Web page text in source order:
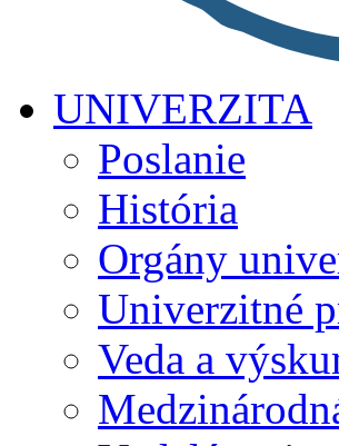
UNIVERZITA
Poslanie
História
Orgány
Univerzitné
Veda a